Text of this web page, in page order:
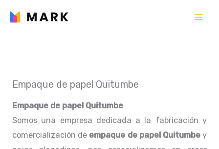
Empaque de papel Quitumbe
Empaque de papel Quitumbe
Somos una empresa dedicada a la fabricación y
comercialización de empaque de papel Quitumbey